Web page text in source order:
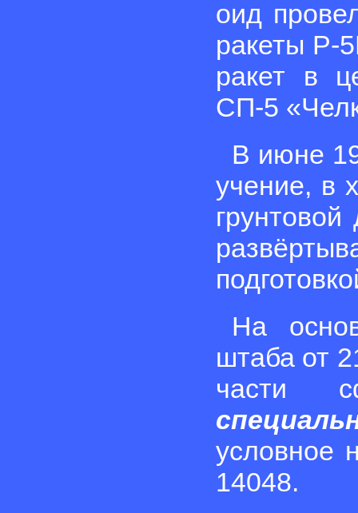
оид
ракеты Р-
ракет в
СП-5
В июне
учение, в
На
штаба от
части
условное
14048.